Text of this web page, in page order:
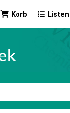
Korb Listen